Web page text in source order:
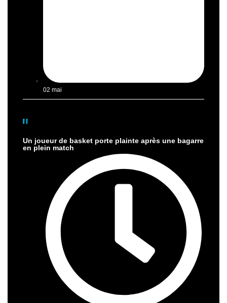
02 mai
Un joueur de basket porte plainte après une bagarre
en plein match